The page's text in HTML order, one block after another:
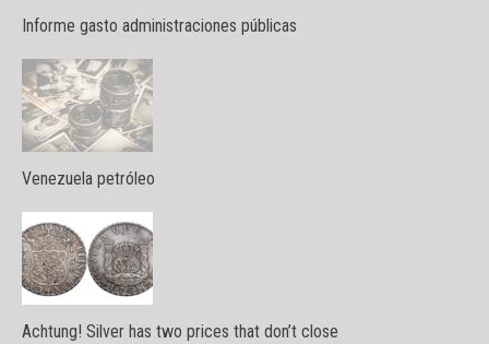
Informe gasto administraciones públicas
Venezuela petróleo
Achtung! Silver has two prices that don’t close